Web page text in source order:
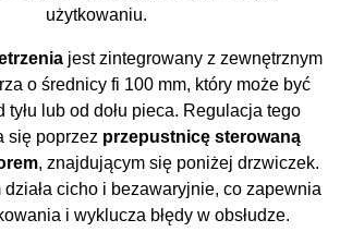
użytkowaniu.
jest zintegrowany z zewnętrznym
o średnicy fi 100 mm, który może być
tyłu lub od dołu pieca. Regulacja tego
się poprzez przepustnicę sterowaną
, znajdującym się poniżej drzwiczek.
działa cicho i bezawaryjnie, co zapewnia
i wyklucza błędy w obsłudze.